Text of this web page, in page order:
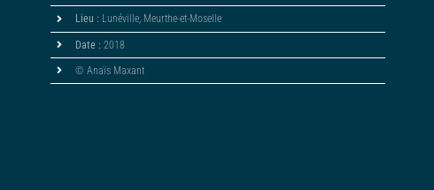
Lieu : Lunéville, Meurthe-et-Moselle
Date : 2018
© Anaïs Maxant